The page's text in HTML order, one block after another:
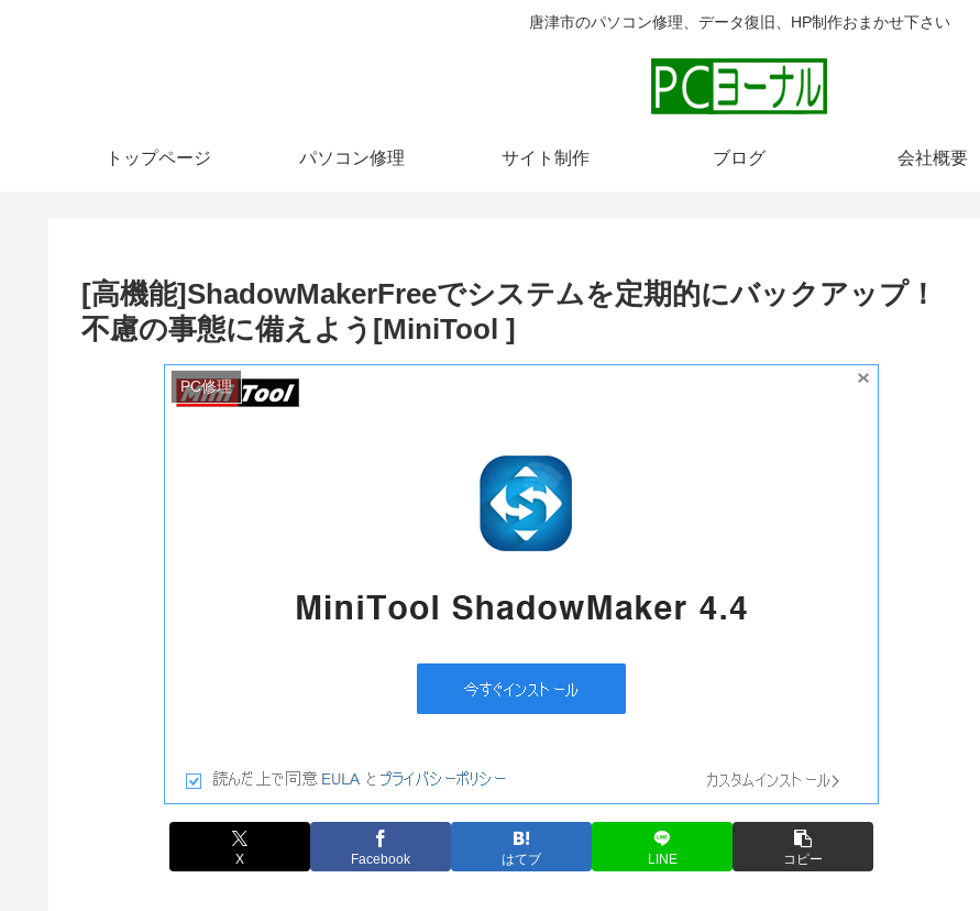
唐津市のパソコン修理、データ復旧、HP制作おまかせ下さい
トップページ パソコン修理 サイト制作 ブログ 会社概要
[高機能]ShadowMakerFreeでシステムを定期的にバックアップ！
不慮の事態に備えよう[MiniTool ]
PC修理
X Facebook はてブ LINE コピー